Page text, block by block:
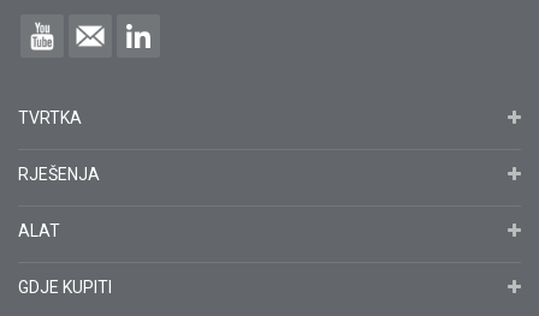
TVRTKA
RJEŠENJA
ALAT
GDJE KUPITI